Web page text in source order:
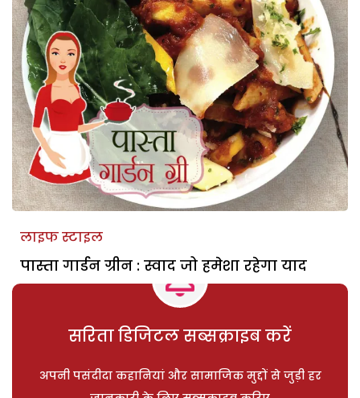
लाइफ स्टाइल
पास्ता गार्डन ग्रीन : स्वाद जो हमेशा रहेगा याद
सरिता डिजिटल सब्सक्राइब करें
अपनी पसंदीदा कहानियां और सामाजिक मुद्दों से जुड़ी हर